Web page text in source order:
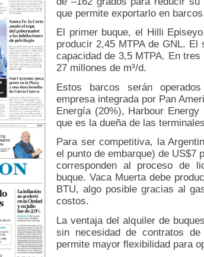
que permite exportarlo en
El primer buque, el Hilli
producir 2,45 MTPA de GNL.
capacidad de 3,5 MTPA. En
27 millones de m³/d.
Estos barcos serán
empresa integrada por Pan
Energía (20%), Harbour
que es la dueña de las
Para ser competitiva, la
el punto de embarque) de US$7
corresponden al proceso de
buque. Vaca Muerta debe
BTU, algo posible gracias al
costos.
La ventaja del alquiler de
sin necesidad de contratos
permite mayor flexibilidad para